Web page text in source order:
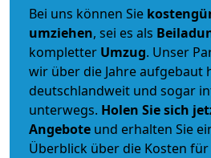
Bei uns können Sie
umziehen, sei es als
kompletter Umzug. Unser
wir über die Jahre aufgebaut
deutschlandweit und sogar
unterwegs. Holen Sie sich
Angebote und erhalten Sie
Überblick über die Kosten